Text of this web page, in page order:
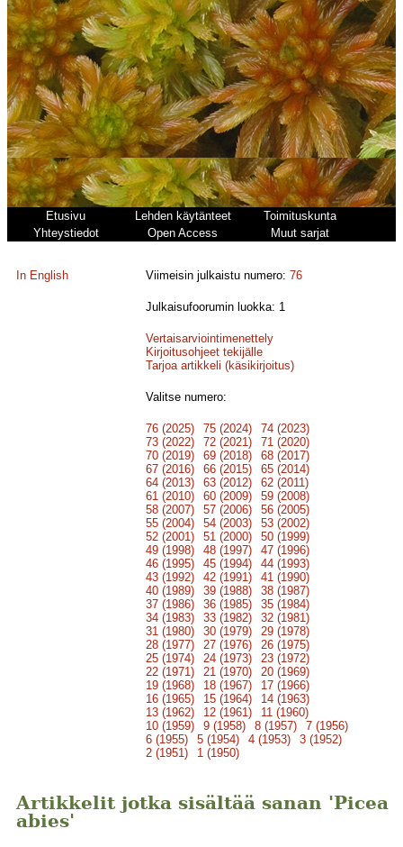
Etusivu Lehden käytänteet
Toimituskunta
Yhteystiedot
Open Access Muut sarjat
In English Viimeisin julkaistu numero:76
Julkaisufoorumin luokka: 1
Vertaisarviointimenettely
Kirjoitusohjeet tekijälle
Tarjoa artikkeli (käsikirjoitus)
Valitse numero:
76 (2025) 75 (2024)
74 (2023)
73 (2022)
72 (2021)
71 (2020)
70 (2019)
69 (2018)
68 (2017)
67 (2016)
66 (2015)
65 (2014)
64 (2013)
63 (2012)
62 (2011)
61 (2010)
60 (2009)
59 (2008)
58 (2007)
57 (2006)
56 (2005)
55 (2004)
54 (2003)
53 (2002)
52 (2001)
51 (2000)
50 (1999)
49 (1998)
48 (1997)
47 (1996)
46 (1995)
45 (1994)
44 (1993)
43 (1992)
42 (1991)
41 (1990)
40 (1989)
39 (1988)
38 (1987)
37 (1986)
36 (1985)
35 (1984)
34 (1983)
33 (1982)
32 (1981)
31 (1980)
30 (1979)
29 (1978)
28 (1977)
27 (1976)
26 (1975)
25 (1974)
24 (1973)
23 (1972)
22 (1971)
21 (1970)
20 (1969)
19 (1968)
18 (1967)
17 (1966)
16 (1965)
15 (1964)
14 (1963)
13 (1962)
12 (1961)
11 (1960)
10 (1959)
9 (1958) 8 (1957)
7 (1956)
6 (1955)
5 (1954) 4 (1953)
3 (1952)
2 (1951)
1 (1950)
Artikkelit jotka sisältää sanan 'Picea
abies'